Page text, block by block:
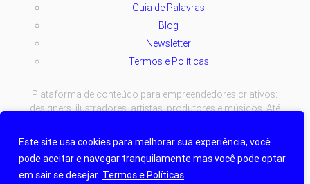
Este site usa cookies para melhorar sua experiência, você
pode aceitar e navegar tranquilamente mas você pode optar
em sair se desejar. Termos e Políticas
Guia de Palavras
Blog
Newsletter
Termos e Políticas
Plataforma de conteúdo para empreendedores criativos:
designers, ilustradores, artistas, produtores e músicos. Até
Copyright © 2024-2026 Todos os direitos reservados à criem.
Termos e Políticas| Hosting:TOSS STUDIO.